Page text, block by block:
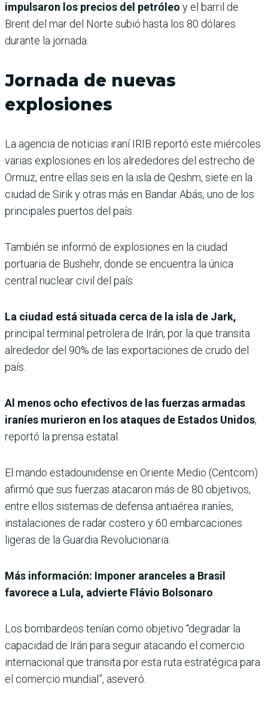
impulsaron los precios del petróleo y el barril de
Brent del mar del Norte subió hasta los 80 dólares
durante la jornada.
Jornada de nuevas
explosiones
La agencia de noticias iraní IRIB reportó este miércoles
varias explosiones en los alrededores del estrecho de
Ormuz, entre ellas seis en la isla de Qeshm, siete en la
ciudad de Sirik y otras más en Bandar Abás, uno de los
principales puertos del país.
También se informó de explosiones en la ciudad
portuaria de Bushehr, donde se encuentra la única
central nuclear civil del país.
La ciudad está situada cerca de la isla de Jark,
principal terminal petrolera de Irán, por la que transita
alrededor del 90% de las exportaciones de crudo del
país.
Al menos ocho efectivos de las fuerzas armadas
iraníes murieron en los ataques de Estados Unidos,
reportó la prensa estatal.
El mando estadounidense en Oriente Medio (Centcom)
afirmó que sus fuerzas atacaron más de 80 objetivos,
entre ellos sistemas de defensa antiaérea iraníes,
instalaciones de radar costero y 60 embarcaciones
ligeras de la Guardia Revolucionaria.
Más información: Imponer aranceles a Brasil
favorece a Lula, advierte Flávio Bolsonaro
Los bombardeos tenían como objetivo “degradar la
capacidad de Irán para seguir atacando el comercio
internacional que transita por esta ruta estratégica para
el comercio mundial”, aseveró.